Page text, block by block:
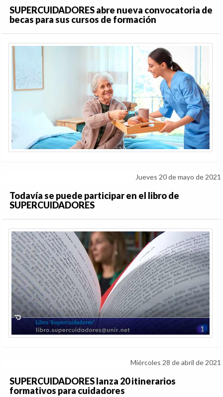
SUPERCUIDADORES abre nueva convocatoria de
becas para sus cursos de formación
Jueves 20 de mayo de 2021
Todavía se puede participar en el libro de
SUPERCUIDADORES
Miércoles 28 de abril de 2021
SUPERCUIDADORES lanza 20 itinerarios
formativos para cuidadores